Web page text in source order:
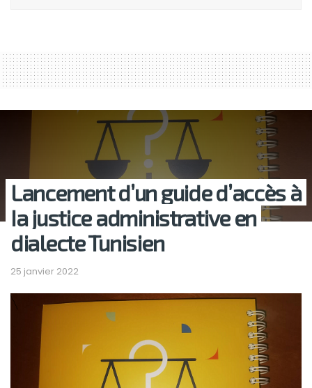
Lancement d’un guide d’accès à
Ia justice administrative en
dialecte Tunisien
25 janvier 2022